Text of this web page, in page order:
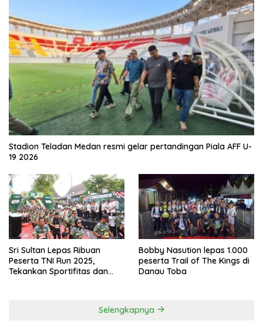
Stadion Teladan Medan resmi gelar pertandingan Piala AFF U-
19 2026
Sri Sultan Lepas Ribuan
Peserta TNI Run 2025,
Tekankan Sportifitas dan
Bobby Nasution lepas 1.000
peserta Trail of The Kings di
Danau Toba
Selengkapnya